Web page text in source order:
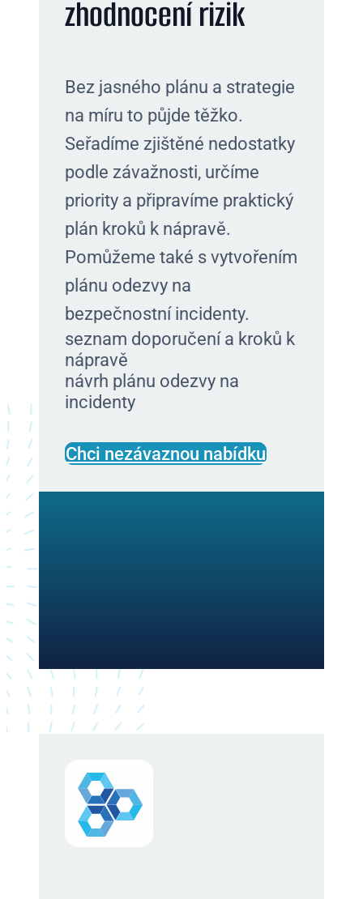
zhodnocení rizik
Bez jasného plánu a strategie
na míru to půjde těžko.
Seřadíme zjištěné nedostatky
podle závažnosti, určíme
priority a připravíme praktický
plán kroků k nápravě.
Pomůžeme také s vytvořením
plánu odezvy na
bezpečnostní incidenty.
seznam doporučení a kroků k
nápravě
návrh plánu odezvy na
incidenty
Chci nezávaznou nabídku